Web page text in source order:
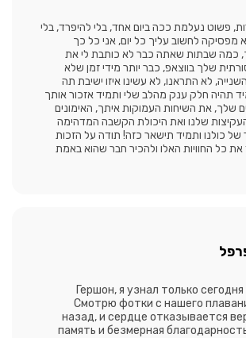
הדמעות לא עוצרות, פשוט נעלמת ככה ביום אחד, בלי להיפרד, בלי
מפסיקה לחשוב עליך כל יום, אני כל כך
מרגישה בחסרונך, כמה שבתות שאתה כבר לא כותבת לי את
השבת שלום המסורתית שלך בווצאפ, כבר יותר מידי זמן שלא
לא התראנו, לא עשינו איזו ישיבת תה
תהיה חלק ענק מהלב שלי ותמיד אזכור אותך
שלך, את השיחות העמוקות איתך, האימונים
שלנו ואת היכולת הקשבה המדהימה
כולנו ותמיד תישאר כזה! תודה על הזכות
את כל החוויות האלו ולהכיר חבר שהוא באמת
Гершон, я узнал только
Смотрю фотки с нашего
назад, и сердце отказывается верить.
память и безмерная